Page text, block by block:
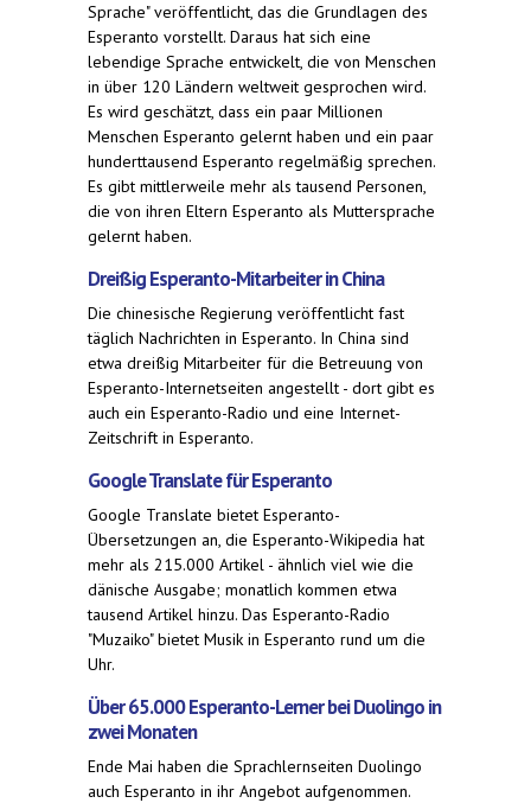
Sprache" veröffentlicht, das die Grundlagen des
Esperanto vorstellt. Daraus hat sich eine
lebendige Sprache entwickelt, die von Menschen
in über 120 Ländern weltweit gesprochen wird.
Es wird geschätzt, dass ein paar Millionen
Menschen Esperanto gelernt haben und ein paar
hunderttausend Esperanto regelmäßig sprechen.
Es gibt mittlerweile mehr als tausend Personen,
die von ihren Eltern Esperanto als Muttersprache
gelernt haben.
Dreißig Esperanto-Mitarbeiter in China
Die chinesische Regierung veröffentlicht fast
täglich Nachrichten in Esperanto. In China sind
etwa dreißig Mitarbeiter für die Betreuung von
Esperanto-Internetseiten angestellt - dort gibt es
auch ein Esperanto-Radio und eine Internet-
Zeitschrift in Esperanto.
Google Translate für Esperanto
Google Translate bietet Esperanto-
Übersetzungen an, die Esperanto-Wikipedia hat
mehr als 215.000 Artikel - ähnlich viel wie die
dänische Ausgabe; monatlich kommen etwa
tausend Artikel hinzu. Das Esperanto-Radio
"Muzaiko" bietet Musik in Esperanto rund um die
Uhr.
Über 65.000 Esperanto-Lerner bei Duolingo in
zwei Monaten
Ende Mai haben die Sprachlernseiten Duolingo
auch Esperanto in ihr Angebot aufgenommen.